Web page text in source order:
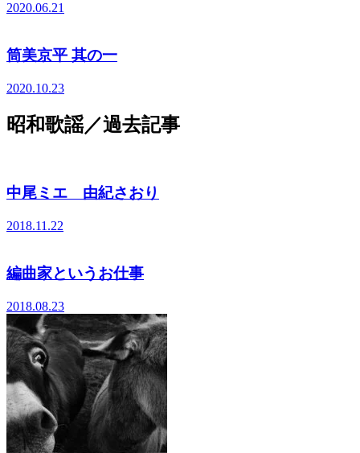
2020.06.21
筒美京平 其の一
2020.10.23
昭和歌謡／過去記事
中尾ミエ 由紀さおり
2018.11.22
編曲家というお仕事
2018.08.23